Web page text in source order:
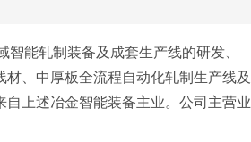
能轧制装备及成套生产线的研发、
、中厚板全流程自动化轧制生产线及
上述冶金智能装备主业。公司主营业